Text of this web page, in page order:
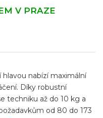
V PRAZE
nabízí maximální
Díky robustní
techniku až do 10 kg a
od 80 do 173